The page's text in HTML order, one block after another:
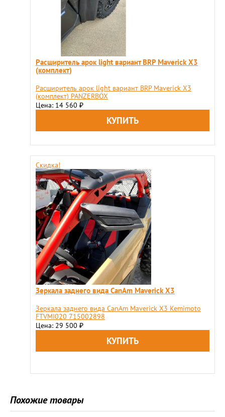
Расширитель арок light вариант BRP Maverick Х3
(комплект)
Расширитель арок light вариант BRP Maverick Х3
(комплект) PANZERBOX
Цена: 14 560 ₽
Скидка!
Зеркала заднего вида CanAm Maverick X3
Зеркала заднего вида CanAm Maverick X3 Kemimoto
FTVMI020 715002898
Цена: 29 500 ₽
Похожие товары